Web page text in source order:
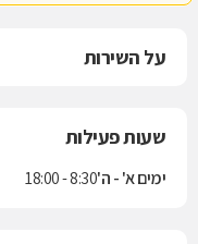
על השירות
שעות פעילות
ימים א' - ה'8:30 - 18:00